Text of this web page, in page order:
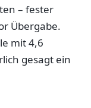
– fester
Übergabe.
mit 4,6
gesagt ein